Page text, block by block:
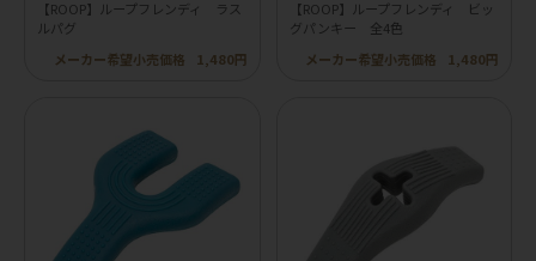
【ROOP】ループフレンディ ラス
ルパグ
メーカー希望小売価格
1,480円
【ROOP】ループフレンディ ビッ
グパンキー 全4色
メーカー希望小売価格
1,480円